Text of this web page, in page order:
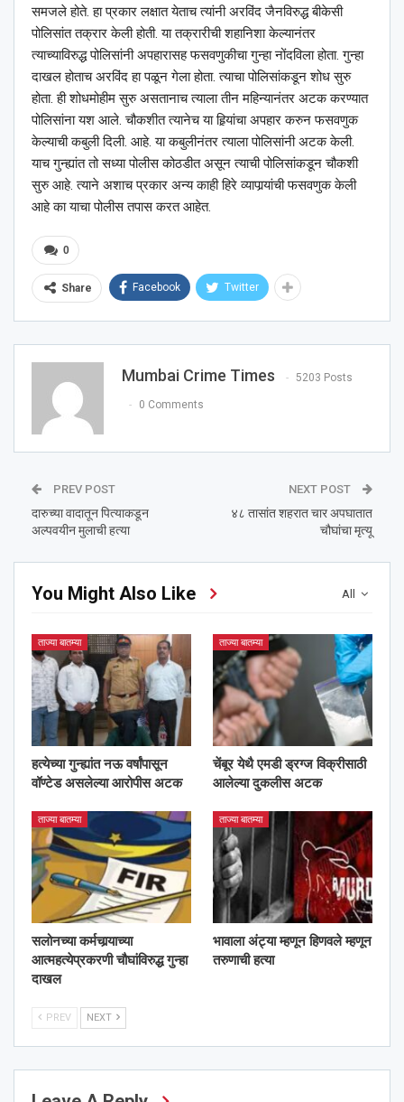
समजले होते. हा प्रकार लक्षात येताच त्यांनी अरविंद जैनविरुद्ध बीकेसी
पोलिसांत तक्रार केली होती. या तक्रारीची शहानिशा केल्यानंतर
त्याच्याविरुद्ध पोलिसांनी अपहारासह फसवणुकीचा गुन्हा नोंदविला होता. गुन्हा
दाखल होताच अरविंद हा पळून गेला होता. त्याचा पोलिसांकडून शोध सुरु
होता. ही शोधमोहीम सुरु असतानाच त्याला तीन महिन्यानंतर अटक करण्यात
पोलिसांना यश आले. चौकशीत त्यानेच या हिर्‍यांचा अपहार करुन फसवणुक
केल्याची कबुली दिली. आहे. या कबुलीनंतर त्याला पोलिसांनी अटक केली.
याच गुन्ह्यांत तो सध्या पोलीस कोठडीत असून त्याची पोलिसांकडून चौकशी
सुरु आहे. त्याने अशाच प्रकार अन्य काही हिरे व्यापार्‍यांची फसवणुक केली
आहे का याचा पोलीस तपास करत आहेत.
0
Share Facebook Twitter
Mumbai Crime Times 5203 Posts
0 Comments
PREV POST
दारुच्या वादातून पित्याकडून
अल्पवयीन मुलाची हत्या
NEXT POST
४८ तासांत शहरात चार अपघातात
चौघांचा मृत्यू
All
You Might Also Like
ताज्या बातम्या
हत्येच्या गुन्ह्यांत नऊ वर्षांपासून
वॉण्टेड असलेल्या आरोपीस अटक
ताज्या बातम्या
चेंबूर येथै एमडी ड्रग्ज विक्रीसाठी
आलेल्या दुकलीस अटक
ताज्या बातम्या
सलोनच्या कर्मचार्‍याच्या
आत्महत्येप्रकरणी चौघांविरुद्ध गुन्हा
दाखल
ताज्या बातम्या
भावाला अंट्या म्हणून हिणवले म्हणून
तरुणाची हत्या
PREV NEXT